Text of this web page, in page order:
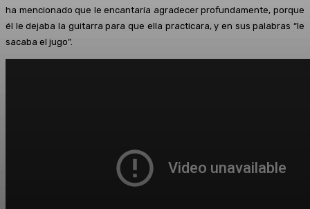
ha mencionado que le encantaría agradecer profundamente, porque
él le dejaba la guitarra para que ella practicara, y en sus palabras “le
sacaba el jugo”.